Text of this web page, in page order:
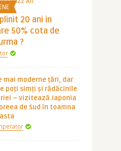
20 ani in
50% cota de
?
mai moderne țări, dar
poți simți și rădăcinile
– vizitează Japonia
de Sud în toamna